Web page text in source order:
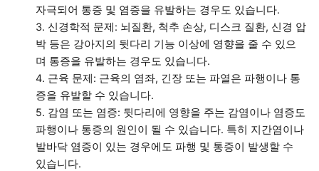
자극되어 통증 및 염증을 유발하는 경우도 있습니다.
3. 신경학적 문제: 뇌질환, 척추 손상, 디스크 질환, 신경 압
박 등은 강아지의 뒷다리 기능 이상에 영향을 줄 수 있으
며 통증을 유발하는 경우도 있습니다.
4. 근육 문제: 근육의 염좌, 긴장 또는 파열은 파행이나 통
증을 유발할 수 있습니다.
5. 감염 또는 염증: 뒷다리에 영향을 주는 감염이나 염증도
파행이나 통증의 원인이 될 수 있습니다. 특히 지간염이나
발바닥 염증이 있는 경우에도 파행 및 통증이 발생할 수
있습니다.